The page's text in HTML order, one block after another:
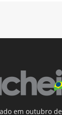
em outubro